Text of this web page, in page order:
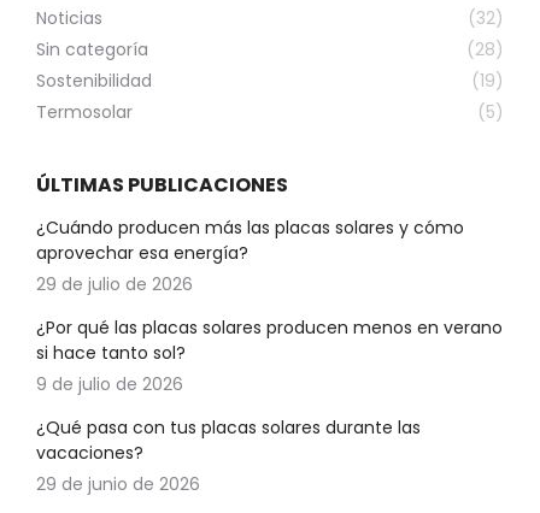
Noticias
(32)
Sin categoría
(28)
Sostenibilidad
(19)
Termosolar
(5)
ÚLTIMAS PUBLICACIONES
¿Cuándo producen más las placas solares y cómo
aprovechar esa energía?
29 de julio de 2026
¿Por qué las placas solares producen menos en verano
si hace tanto sol?
9 de julio de 2026
¿Qué pasa con tus placas solares durante las
vacaciones?
29 de junio de 2026